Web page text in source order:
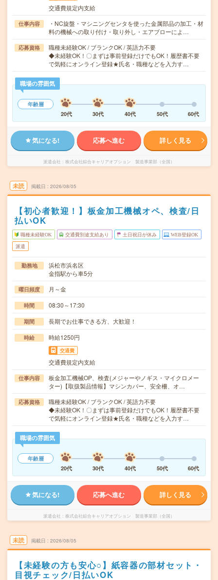
交通費規定内支給
仕事内容
・NC旋盤・マシニングセンタを使った金属部品の加工・材
料の機械への取り付け・取り外し・エアブローによ…
応募資格
職種未経験OK / ブランクOK / 英語力不要
◆未経験OK！〇まずは事前登録だけでもOK！履歴書不要
で気軽にオンライン登録★氏名・職種などを入力す…
職場の雰囲気
年齢層
20代
30代 40代 50代 60代
気になる! 応募へ進む 詳しく見る
派遣会社 株式会社綜合キャリアオプション 製造事業部（全国）
未読 掲載日 2026/08/05
【初心者歓迎！】板金加工機械オペ、検査/日
払いOK
職種未経験OK 交通費別途支給あり 土日祝日が休み WEB登録OK
派遣
勤務地
浜松市浜名区
金指駅から車5分
曜日頻度 月～金
時間 08:30～17:30
期間 長期でお仕事できる方、大歓迎！
時給 時給1250円
交通費
交通費規定内支給
仕事内容
板金加工機械OP、検査(メジャーやノギス・マイクロメー
ター)【取扱製品情報】マシンカバー、安全柵、オ…
応募資格
職種未経験OK / ブランクOK / 英語力不要
◆未経験OK！〇まずは事前登録だけでもOK！履歴書不要
で気軽にオンライン登録★氏名・職種などを入力す…
職場の雰囲気
年齢層
20代
30代 40代 50代 60代
気になる! 応募へ進む 詳しく見る
派遣会社 株式会社綜合キャリアオプション 製造事業部（全国）
未読 掲載日 2026/08/05
【未経験の方も安心○】紙容器の部材セット・
目視チェック/日払いOK